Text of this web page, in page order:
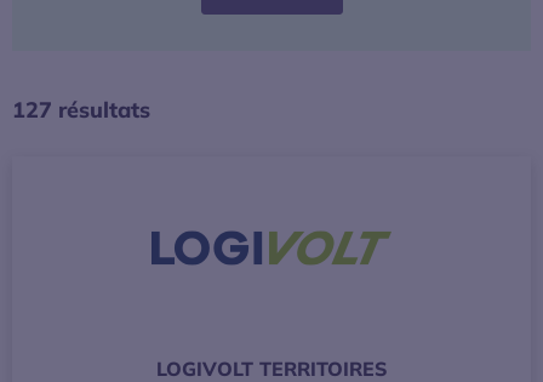
127 résultats
LOGIVOLT TERRITOIRES